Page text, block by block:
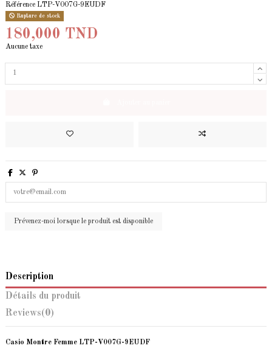
Référence LTP-V007G-9EUDF
Rupture de stock
180,000 TND
Aucune taxe
Description
Détails du produit
Reviews(0)
Casio Montre Femme LTP-V007G-9EUDF